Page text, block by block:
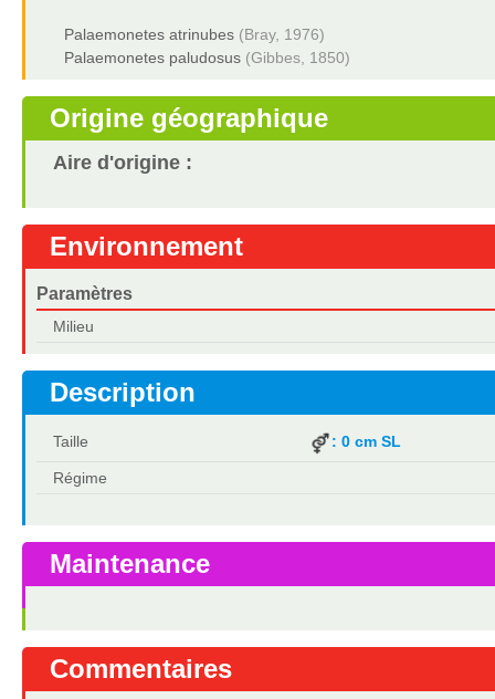
Palaemonetes atrinubes (Bray, 1976)
Palaemonetes paludosus (Gibbes, 1850)
Origine géographique
Aire d'origine :
Environnement
Paramètres
Milieu
Description
Taille : 0 cm SL
Régime
Maintenance
Commentaires